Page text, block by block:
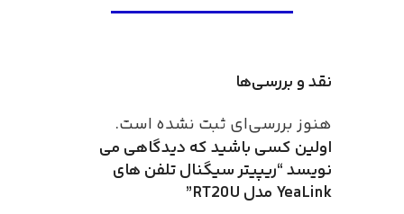
نقد و بررسی‌ها
هنوز بررسی‌ای ثبت نشده است.
اولین کسی باشید که دیدگاهی می
نویسد “ریپیتر سیگنال تلفن های
YeaLink مدل RT20U”